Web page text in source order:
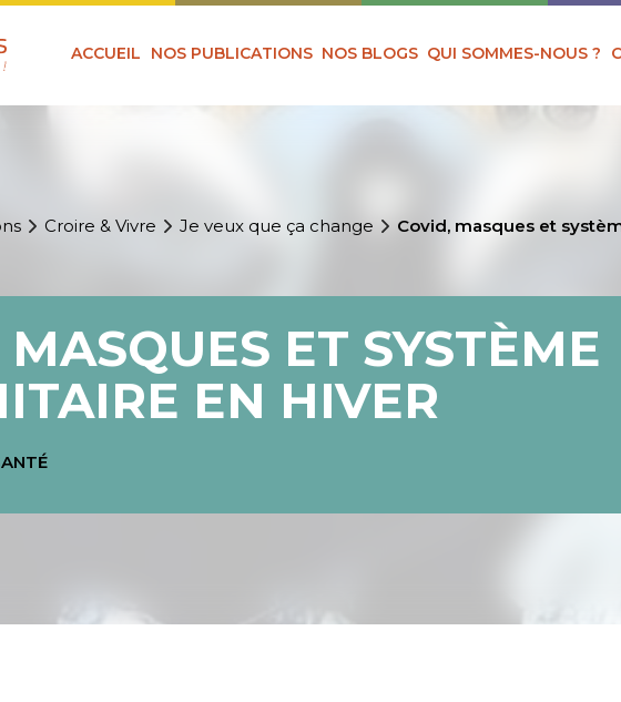
ACCUEIL NOS PUBLICATIONS NOS BLOGS QUI SOMMES-NOUS ?
Croire & Vivre Je veux que ça change Covid, masques et
ET SYSTÈME
EN HIVER